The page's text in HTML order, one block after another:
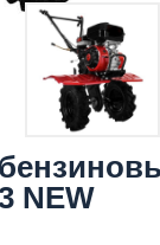
NEW
обработку
о